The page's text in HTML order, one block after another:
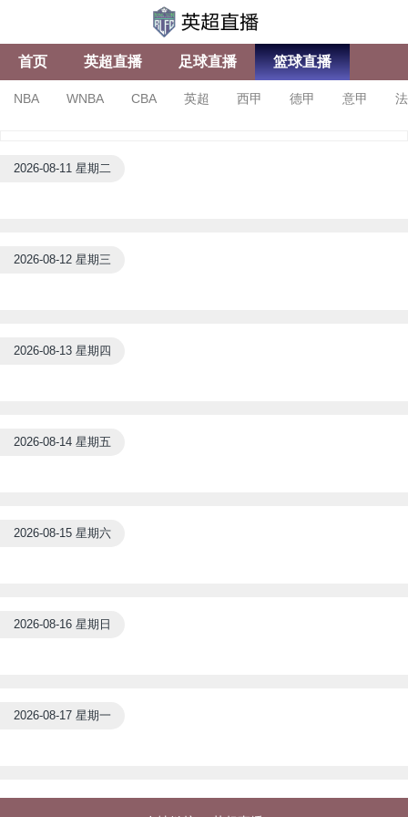
首页 英超直播 足球直播 篮球直播
NBA WNBA CBA 英超 西甲 德甲 意甲
2026-08-11 星期二
2026-08-12 星期三
2026-08-13 星期四
2026-08-14 星期五
2026-08-15 星期六
2026-08-16 星期日
2026-08-17 星期一